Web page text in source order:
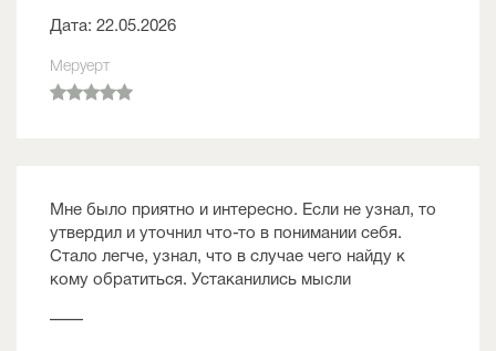
Дата: 22.05.2026
Меруерт
Мне было приятно и интересно. Если не узнал, то
утвердил и уточнил что-то в понимании себя.
Стало легче, узнал, что в случае чего найду к
кому обратиться. Устаканились мысли
——